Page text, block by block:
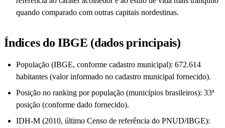
quando comparado com outras capitais nordestinas.
Índices do IBGE (dados principais)
População (IBGE, conforme cadastro municipal): 672.614
habitantes (valor informado no cadastro municipal fornecido).
Posição no ranking por população (municípios brasileiros): 33ª
posição (conforme dado fornecido).
IDH-M (2010, último Censo de referência do PNUD/IBGE):